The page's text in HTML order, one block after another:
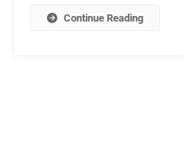
Continue Reading